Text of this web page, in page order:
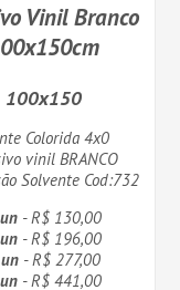
Vinil Branco
100x150
Colorida 4x0
vinil BRANCO
Solvente Cod:732
- R$ 130,00
- R$ 196,00
- R$ 277,00
- R$ 441,00